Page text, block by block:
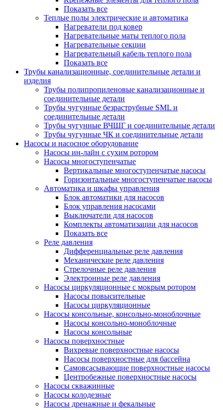
Показать все
Теплые полы электрические и автоматика
Нагреватели под ковер
Нагревательные маты теплого пола
Нагревательные секции
Нагревательный кабель теплого пола
Показать все
Трубы канализационные, соединительные детали и
изделия
Трубы полипропиленовые канализационные и
соединительные детали
Трубы чугунные безраструбные SML и
соединительные детали
Трубы чугунные ВЧШГ и соединительные детали
Трубы чугунные ЧК и соединительные детали
Насосы и насосное оборудование
Насосы ин-лайн с сухим ротором
Насосы многоступенчатые
Вертикальные многоступенчатые насосы
Горизонтальные многоступенчатые насосы
Автоматика и шкафы управления
Блок автоматики для насосов
Блок управления насосами
Выключатели для насосов
Комплекты автоматизации для насосов
Показать все
Реле давления
Дифференциальные реле давления
Механические реле давления
Стрелочные реле давления
Электронные реле давления
Насосы циркуляционные с мокрым ротором
Насосы повысительные
Насосы циркуляционные
Насосы консольные, консольно-моноблочные
Насосы консольно-моноблочные
Насосы консольные
Насосы поверхностные
Вихревые поверхностные насосы
Насосы поверхностные для бассейна
Самовсасывающие поверхностные насосы
Центробежные поверхностные насосы
Насосы скважинные
Насосы колодезные
Насосы дренажные и фекальные